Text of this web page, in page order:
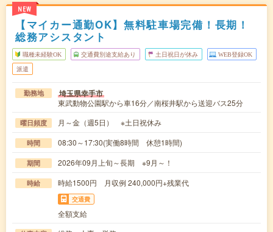
NEW
【マイカー通勤OK】無料駐車場完備！長期！
総務アシスタント
職種未経験OK 交通費別途支給あり 土日祝日が休み WEB登録OK
派遣
勤務地 埼玉県幸手市
東武動物公園駅から車16分／南桜井駅から送迎バス25分
曜日頻度 月～金（週5日） ※土日祝休み
時間 08:30～17:30(実働8時間 休憩1時間)
期間 2026年09月上旬～長期 ※9月～！
時給 時給1500円 月収例 240,000円+残業代
交通費
全額支給